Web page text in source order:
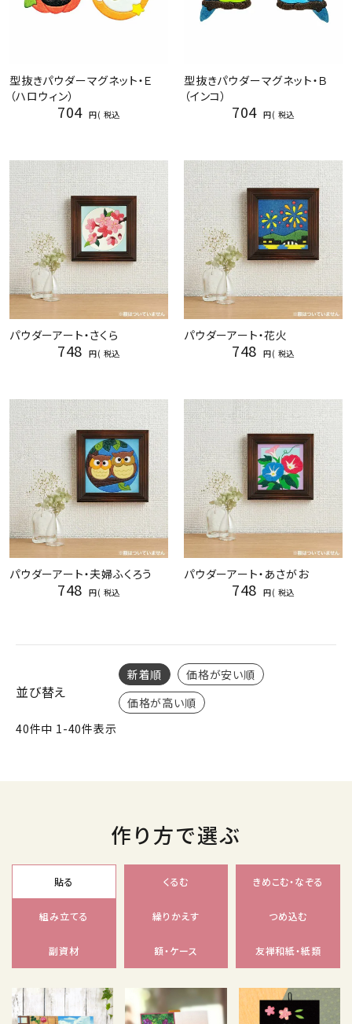
型抜きパウダーマグネット・Ｅ
（ハロウィン）
704 税込
型抜きパウダーマグネット・Ｂ
（インコ）
704 税込
パウダーアート・さくら
748 税込
パウダーアート・花火
748 税込
パウダーアート・夫婦ふくろう
748 税込
パウダーアート・あさがお
748 税込
並び替え
新着順
価格が安い順
価格が高い順
40件中 1-40件表示
作り方で選ぶ
貼る くるむ きめこむ・なぞる
組み立てる 繰りかえす つめ込む
副資材 額・ケース 友禅和紙・紙類